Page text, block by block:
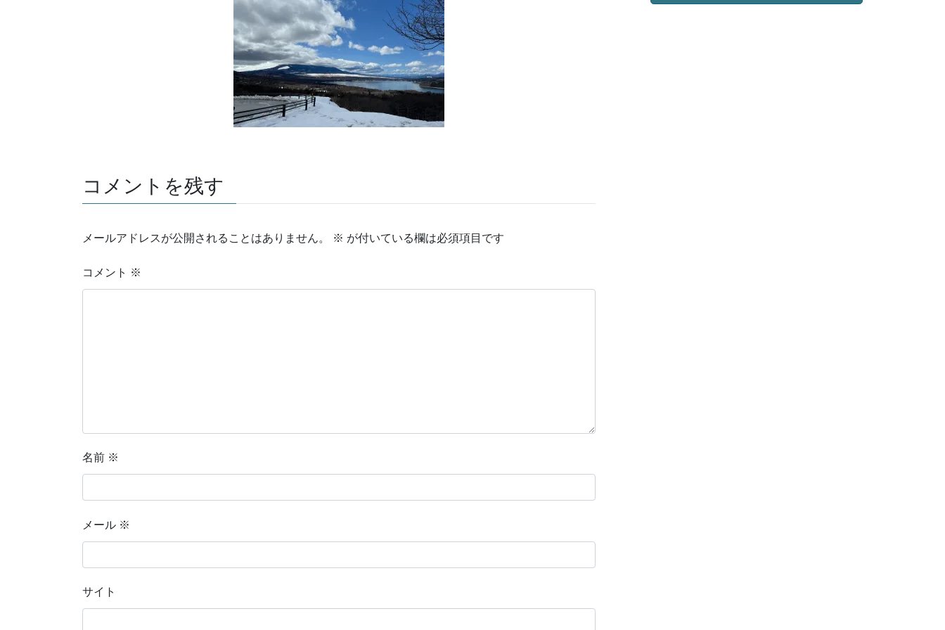
コメントを残す
メールアドレスが公開されることはありません。 ※ が付いている欄は必須項目です
コメント ※
名前 ※
メール ※
サイト